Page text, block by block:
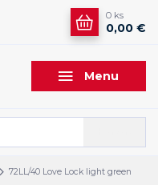
Menu
0 ks
0,00 €
72LL/40 Love Lock light green